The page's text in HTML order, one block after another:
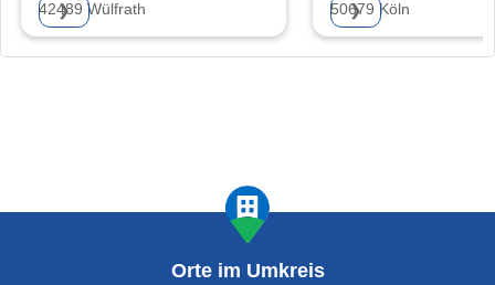
42489 Wülfrath
❯
50679 Köln
❯
Orte im Umkreis